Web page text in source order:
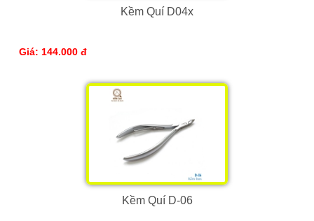
Kềm Quí D04x
Giá: 144.000 đ
Kềm Quí D-06